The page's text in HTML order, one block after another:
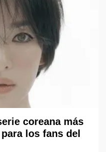
coreana más
los fans del